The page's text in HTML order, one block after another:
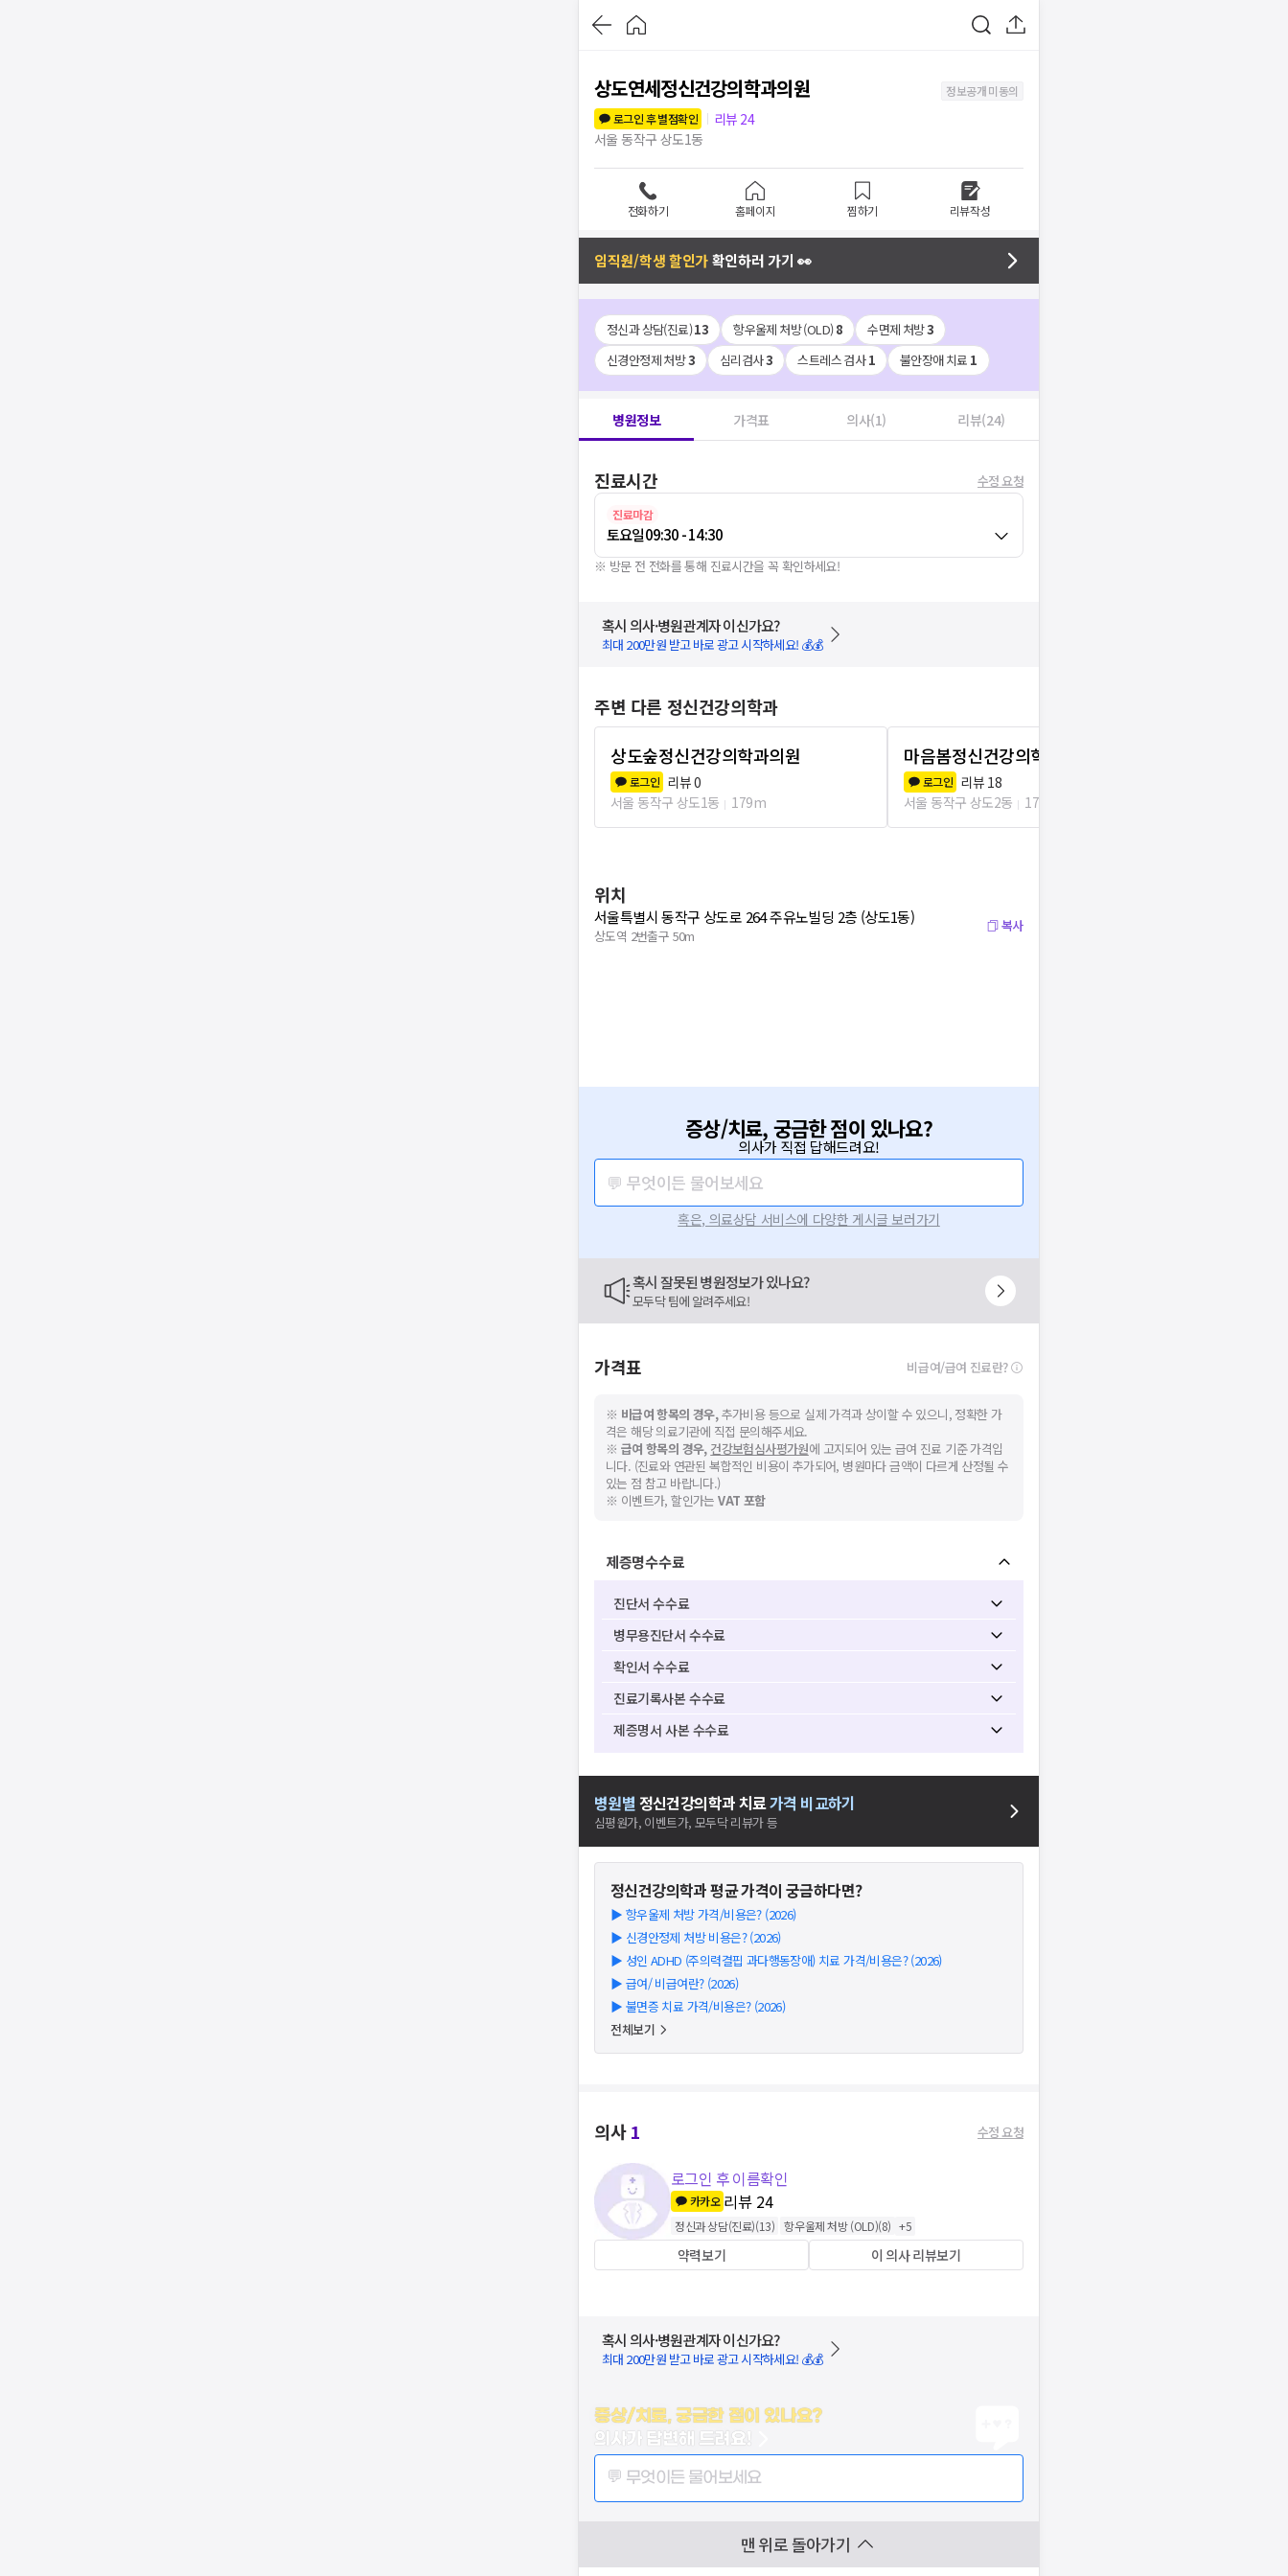
상도연세정신건강의학과의원
정보공개 미동의
로그인 후 별점확인
리뷰 24
서울 동작구 상도1동
전화하기 홈페이지 찜하기 리뷰작성
임직원/학생 할인가확인하러 가기 👀
정신과 상담(진료)13 항우울제 처방 (OLD)8 수면제 처방3
신경안정제 처방3 심리검사3 스트레스 검사1 불안장애 치료 1
병원정보 가격표 의사(1) 리뷰(24)
진료시간 수정 요청
진료마감
토요일09:30 - 14:30
※ 방문 전 전화를 통해 진료시간을 꼭 확인하세요!
혹시 의사·병원관계자 이신가요?
최대 200만원 받고 바로 광고 시작하세요! 💰💰
주변 다른 정신건강의학과
상도숲정신건강의학과의원
로그인 리뷰0
서울 동작구 상도1동
179m
마음봄정신건강의학과의원
로그인 리뷰 18
서울 동작구 상도2동
179m
위치
서울특별시 동작구 상도로 264 주유노빌딩 2층 (상도1동)
상도역 2번출구 50m
복사
증상/치료, 궁금한 점이 있나요?
의사가 직접 답해드려요!
💬 무엇이든 물어보세요
혹은, 의료상담 서비스에 다양한 게시글 보러가기
혹시 잘못된 병원정보가 있나요?
모두닥 팀에 알려주세요!
가격표 비급여/급여 진료란?
※ 비급여 항목의 경우,추가비용 등으로 실제 가격과 상이할 수 있으니, 정확한 가
격은 해당 의료기관에 직접 문의해주세요.
※ 급여 항목의 경우, 건강보험심사평가원에 고지되어 있는 급여 진료 기준 가격입
니다. (진료와 연관된 복합적인 비용이 추가되어, 병원마다 금액이 다르게 산정될 수
있는 점 참고 바랍니다.)
※ 이벤트가, 할인가는VAT 포함
제증명수수료
진단서 수수료
병무용진단서 수수료
확인서 수수료
진료기록사본 수수료
제증명서 사본 수수료
병원별 정신건강의학과치료가격 비교하기
심평원가, 이벤트가, 모두닥 리뷰가 등
정신건강의학과평균 가격이 궁금하다면?
▶ 항우울제 처방 가격/비용은? (2026)
▶ 신경안정제 처방 비용은? (2026)
▶ 성인 ADHD (주의력결핍 과다행동장애) 치료 가격/비용은? (2026)
▶ 급여/ 비급여란? (2026)
▶ 불면증 치료 가격/비용은? (2026)
전체보기
의사1 수정 요청
로그인 후 이름확인
카카오 리뷰 24
정신과 상담(진료)(13) 항우울제 처방 (OLD)(8) +5
약력보기 이 의사 리뷰보기
혹시 의사·병원관계자 이신가요?
최대 200만원 받고 바로 광고 시작하세요! 💰💰
증상/치료, 궁금한 점이 있나요?
의사가 답변해 드려요!
💬 무엇이든 물어보세요
맨 위로 돌아가기